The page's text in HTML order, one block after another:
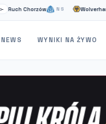
Chorzów NS Wolverhampton
NEWS WYNIKI NA ŻYWO